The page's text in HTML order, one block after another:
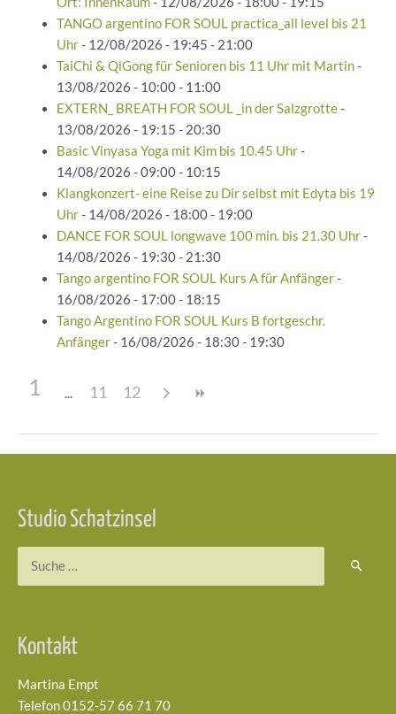
TANGO argentino FOR SOUL practica_all level bis 21
Uhr- 12/08/2026 - 19:45 - 21:00
TaiChi & QiGong für Senioren bis 11 Uhr mit Martin-
13/08/2026 - 10:00 - 11:00
EXTERN_ BREATH FOR SOUL _in der Salzgrotte-
13/08/2026 - 19:15 - 20:30
Basic Vinyasa Yoga mit Kim bis 10.45 Uhr-
14/08/2026 - 09:00 - 10:15
Klangkonzert- eine Reise zu Dir selbst mit Edyta bis 19
Uhr- 14/08/2026 - 18:00 - 19:00
DANCE FOR SOUL longwave 100 min. bis 21.30 Uhr-
14/08/2026 - 19:30 - 21:30
Tango argentino FOR SOUL Kurs A für Anfänger-
16/08/2026 - 17:00 - 18:15
Tango Argentino FOR SOUL Kurs B fortgeschr.
Anfänger- 16/08/2026 - 18:30 - 19:30
1 11 12
Studio Schatzinsel
Kontakt
Martina Empt
Telefon 0152-57 66 71 70